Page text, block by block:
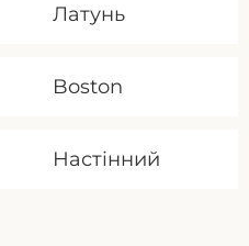
Латунь
Boston
Настінний